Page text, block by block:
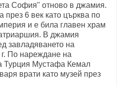
София" отново в джамия.
6 век като църква по
и е била главен храм
В джамия
завладяването на
По нареждане на
Турция Мустафа Кемал
врати като музей през